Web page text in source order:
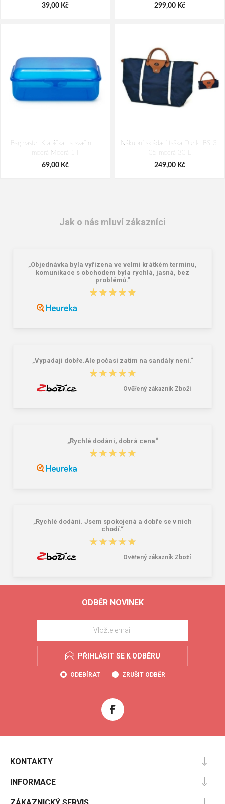
39,00 Kč 299,00 Kč
Bagmaster Krabička na svačinu -
modrá Modrá 1 l
69,00 Kč
Nákupní skládací taška Dielle BS-3-
05 modrá 30 L
249,00 Kč
Granite 5 21747-19 Sluneční brýle
Jak o nás mluví zákazníci
„Objednávka byla vyřízena ve velmi krátkém termínu,
komunikace s obchodem byla rychlá, jasná, bez
problémů.“
★★★★★
★★★★★
„Vypadají dobře.Ale počasí zatím na sandály není.“
★★★★★
★★★★★
Ověřený zákazník Zboží
„Rychlé dodání, dobrá cena“
★★★★★
★★★★★
„Rychlé dodání. Jsem spokojená a dobře se v nich
chodí.“
★★★★★
★★★★★
Ověřený zákazník Zboží
ODBĚR NOVINEK
PŘIHLÁSIT SE K ODBĚRU
ODEBÍRAT ZRUŠIT ODBĚR
KONTAKTY
INFORMACE